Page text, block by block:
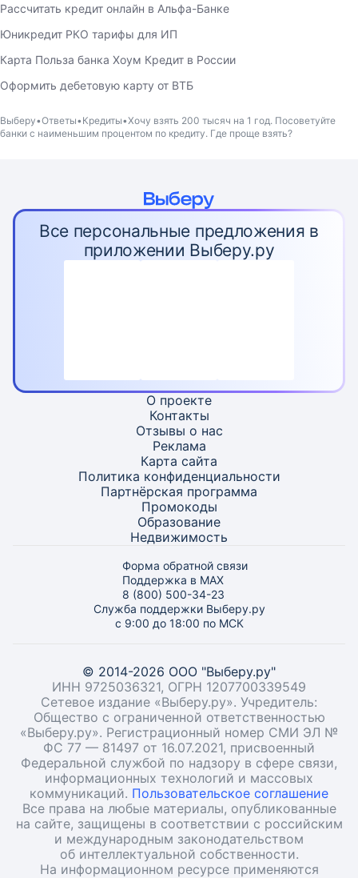
Рассчитать кредит онлайн в Альфа-Банке
Юникредит РКО тарифы для ИП
Карта Польза банка Хоум Кредит в России
Оформить дебетовую карту от ВТБ
Выберу Ответы Кредиты Хочу взять 200 тысяч на 1 год. Посоветуйте
банки с наименьшим процентом по кредиту. Где проще взять?
Все персональные предложения в
приложении Выберу.ру
О проекте
Контакты
Отзывы о нас
Реклама
Карта сайта
Политика конфиденциальности
Партнёрская программа
Промокоды
Образование
Недвижимость
Форма обратной связи
Поддержка в MAX
8 (800) 500-34-23
Служба поддержки Выберу.ру
с 9:00 до 18:00 по МСК
© 2014-2026 ООО "Выберу.ру"
ИНН 9725036321, ОГРН 1207700339549
Сетевое издание «Выберу.ру». Учредитель:
Общество с ограниченной ответственностью
«Выберу.ру». Регистрационный номер СМИ ЭЛ №
ФС 77 — 81497 от 16.07.2021, присвоенный
Федеральной службой по надзору в сфере связи,
информационных технологий и массовых
коммуникаций. Пользовательское соглашение
Все права на любые материалы, опубликованные
на сайте, защищены в соответствии с российским
и международным законодательством
об интеллектуальной собственности.
На информационном ресурсе применяются